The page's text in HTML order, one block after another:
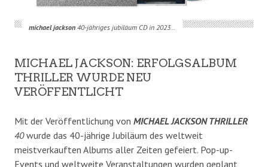
michael jackson40-jähriges jubiläum CD in 2023…
MICHAEL JACKSON: ERFOLGSALBUM
THRILLER WURDE NEU
VERÖFFENTLICHT
Mit der Veröffentlichung von MICHAEL JACKSON THRILLER
40wurde das 40-jährige Jubiläum des weltweit
meistverkauften Albums aller Zeiten gefeiert. Pop-up-
Events und weltweite Veranstaltungen wurden geplant,